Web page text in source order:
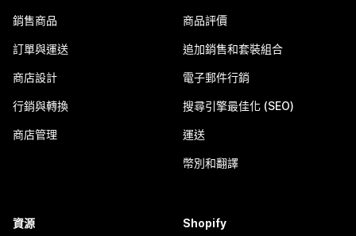
銷售商品
訂單與運送
商店設計
行銷與轉換
商店管理
商品評價
追加銷售和套裝組合
電子郵件行銷
搜尋引擎最佳化 (SEO)
運送
幣別和翻譯
資源 Shopify